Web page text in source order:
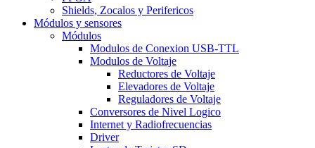
Shields, Zocalos y Perifericos
Módulos y sensores
Módulos
Modulos de Conexion USB-TTL
Modulos de Voltaje
Reductores de Voltaje
Elevadores de Voltaje
Reguladores de Voltaje
Conversores de Nivel Logico
Internet y Radiofrecuencias
Driver